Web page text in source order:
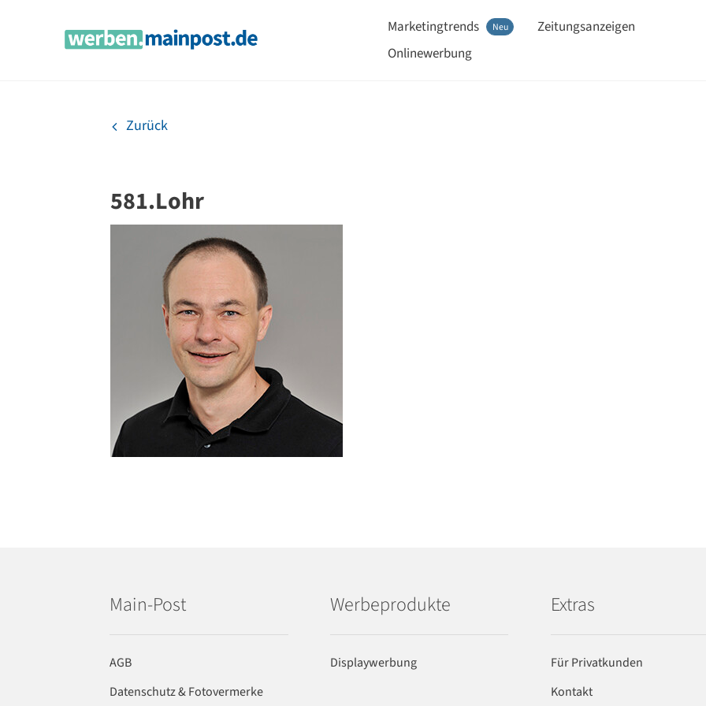
Marketingtrends Neu
Zeitungsanzeigen
Onlinewerbung
Zurück
581.Lohr
Main-Post
AGB
Datenschutz & Fotovermerke
Werbeprodukte
Displaywerbung
Extras
Für Privatkunden
Kontakt